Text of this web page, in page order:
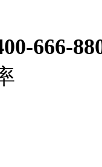
666-